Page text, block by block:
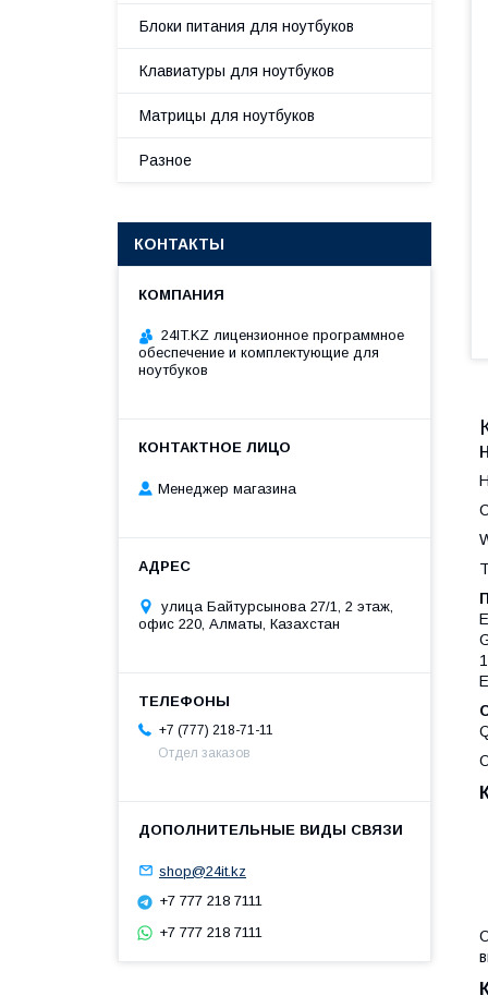
Блоки питания для ноутбуков
Клавиатуры для ноутбуков
Матрицы для ноутбуков
Разное
КОНТАКТЫ
24IT.KZ лицензионное программное
обеспечение и комплектующие для
ноутбуков
Менеджер магазина
улица Байтурсынова 27/1, 2 этаж,
офис 220, Алматы, Казахстан
+7 (777) 218-71-11
Отдел заказов
shop@24it.kz
+7 777 218 7111
+7 777 218 7111